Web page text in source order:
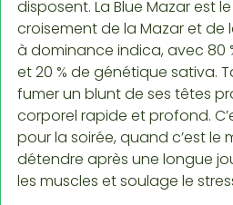
disposent. La Blue Mazar est
croisement de la Mazar et de
à dominance indica, avec 80
et 20 % de génétique sativa.
fumer un blunt de ses têtes
corporel rapide et profond.
pour la soirée, quand c’est le
détendre après une longue
les muscles et soulage le